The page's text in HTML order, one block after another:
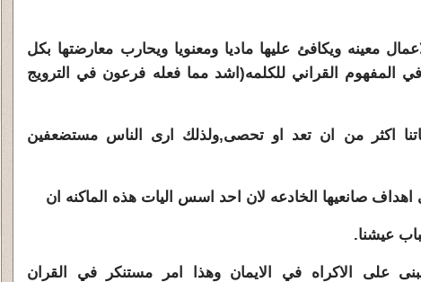
معينه ويكافئ عليها ماديا ومعنويا ويحارب معارضتها بكل
المفهوم القراني للكلمه(اشد مما فعله فرعون في الترويج
اكثر من ان تعد او تحصى,ولذلك ارى الناس مستضعفين
صانعيها الخادعه لان احد اسس اليات هذه الماكنه ان
عيشنا.
على الاكراه في الايمان وهذا امر مستنكر في القران